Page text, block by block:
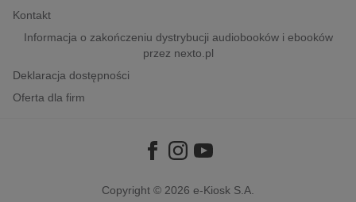
Kontakt
Informacja o zakończeniu dystrybucji audiobooków i ebooków
przez nexto.pl
Deklaracja dostępności
Oferta dla firm
Copyright © 2026 e-Kiosk S.A.